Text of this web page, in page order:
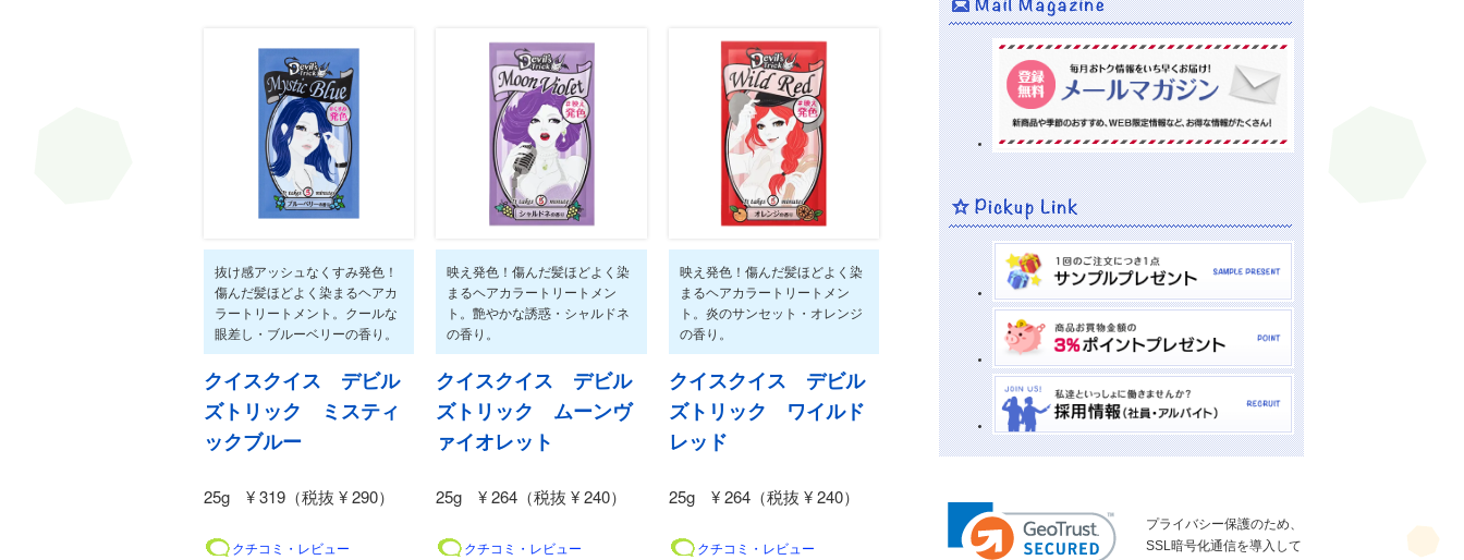
抜け感アッシュなくすみ発色！
傷んだ髪ほどよく染まるヘアカ
ラートリートメント。クールな
眼差し・ブルーベリーの香り。
クイスクイス デビル
ズトリック ミスティ
ックブルー
25g ¥ 319（税抜 ¥ 290）
クチコミ・レビュー
映え発色！傷んだ髪ほどよく染
まるヘアカラートリートメン
ト。艶やかな誘惑・シャルドネ
の香り。
クイスクイス デビル
ズトリック ムーンヴ
ァイオレット
25g ¥ 264（税抜 ¥ 240）
クチコミ・レビュー
映え発色！傷んだ髪ほどよく染
まるヘアカラートリートメン
ト。炎のサンセット・オレンジ
の香り。
クイスクイス デビル
ズトリック ワイルド
レッド
25g ¥ 264（税抜 ¥ 240）
クチコミ・レビュー
プライバシー保護のため、
SSL暗号化通信を導入して